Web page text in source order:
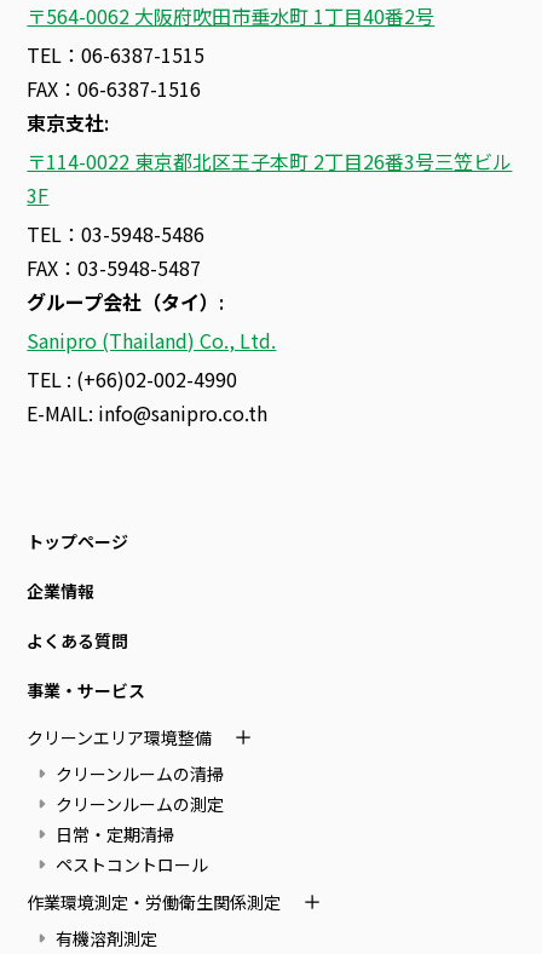
〒564-0062 大阪府吹田市垂水町 1丁目40番2号
TEL：06-6387-1515
FAX：06-6387-1516
東京支社:
〒114-0022 東京都北区王子本町 2丁目26番3号三笠ビル
3F
TEL：03-5948-5486
FAX：03-5948-5487
グループ会社（タイ） :
Sanipro (Thailand) Co., Ltd.
TEL : (+66)02-002-4990
E-MAIL: info@sanipro.co.th
トップページ
企業情報
よくある質問
事業・サービス
クリーンエリア環境整備
クリーンルームの清掃
クリーンルームの測定
日常・定期清掃
ペストコントロール
作業環境測定・労働衛生関係測定
有機溶剤測定